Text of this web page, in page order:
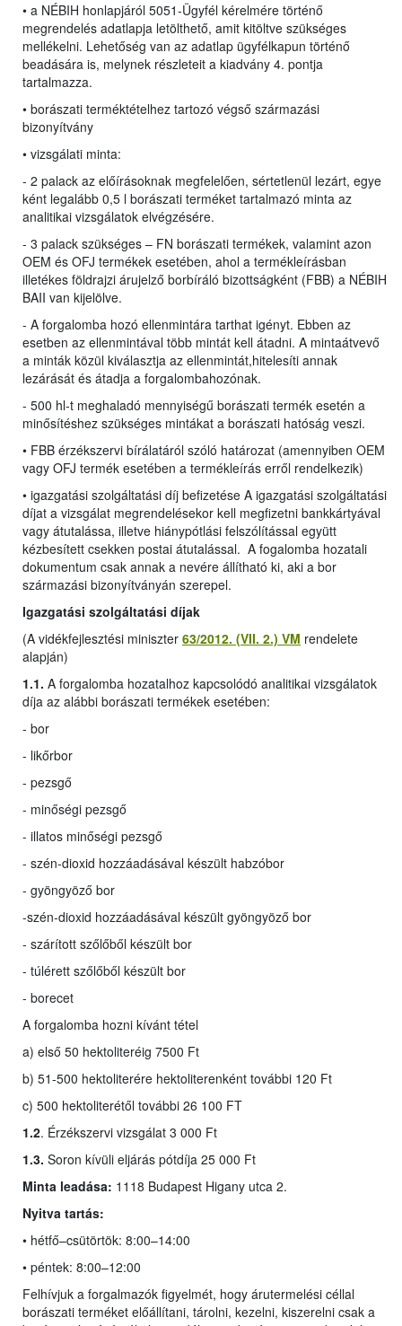
• a NÉBIH honlapjáról 5051-Ügyfél kérelmére történő
megrendelés adatlapja letölthető, amit kitöltve szükséges
mellékelni. Lehetőség van az adatlap ügyfélkapun történő
beadására is, melynek részleteit a kiadvány 4. pontja
tartalmazza.
• borászati terméktételhez tartozó végső származási
bizonyítvány
• vizsgálati minta:
- 2 palack az előírásoknak megfelelően, sértetlenül lezárt, egye
ként legalább 0,5 l borászati terméket tartalmazó minta az
analitikai vizsgálatok elvégzésére.
- 3 palack szükséges – FN borászati termékek, valamint azon
OEM és OFJ termékek esetében, ahol a termékleírásban
illetékes földrajzi árujelző borbíráló bizottságként (FBB) a NÉBIH
BAII van kijelölve.
- A forgalomba hozó ellenmintára tarthat igényt. Ebben az
esetben az ellenmintával több mintát kell átadni. A mintaátvevő
a minták közül kiválasztja az ellenmintát,hitelesíti annak
lezárását és átadja a forgalombahozónak.
- 500 hl-t meghaladó mennyiségű borászati termék esetén a
minősítéshez szükséges mintákat a borászati hatóság veszi.
• FBB érzékszervi bírálatáról szóló határozat (amennyiben OEM
vagy OFJ termék esetében a termékleírás erről rendelkezik)
• igazgatási szolgáltatási díj befizetése A igazgatási szolgáltatási
díjat a vizsgálat megrendelésekor kell megfizetni bankkártyával
vagy átutalássa, illetve hiánypótlási felszólítással együtt
kézbesített csekken postai átutalással. A fogalomba hozatali
dokumentum csak annak a nevére állítható ki, aki a bor
származási bizonyítványán szerepel.
Igazgatási szolgáltatási díjak
(A vidékfejlesztési miniszter 63/2012. (VII. 2.) VM rendelete
alapján)
1.1. A forgalomba hozatalhoz kapcsolódó analitikai vizsgálatok
díja az alábbi borászati termékek esetében:
- bor
- likőrbor
- pezsgő
- minőségi pezsgő
- illatos minőségi pezsgő
- szén-dioxid hozzáadásával készült habzóbor
- gyöngyöző bor
-szén-dioxid hozzáadásával készült gyöngyöző bor
- szárított szőlőből készült bor
- túlérett szőlőből készült bor
- borecet
A forgalomba hozni kívánt tétel
a) első 50 hektoliteréig 7500 Ft
b) 51-500 hektoliterére hektoliterenként további 120 Ft
c) 500 hektoliterétől további 26 100 FT
1.2. Érzékszervi vizsgálat 3 000 Ft
1.3. Soron kívüli eljárás pótdíja 25 000 Ft
Minta leadása: 1118 Budapest Higany utca 2.
Nyitva tartás:
• hétfő–csütörtök: 8:00–14:00
• péntek: 8:00–12:00
Felhívjuk a forgalmazók figyelmét, hogy árutermelési céllal
borászati terméket előállítani, tárolni, kezelni, kiszerelni csak a